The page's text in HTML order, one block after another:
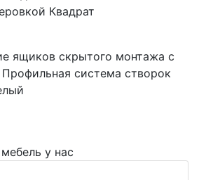
Квадрат
ящиков скрытого монтажа с
система створок
у нас